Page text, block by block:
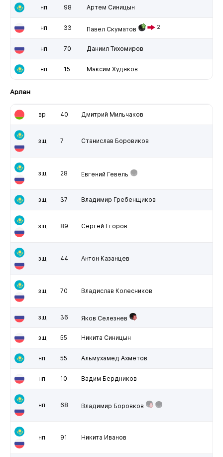
нп 98 Артем Синицын
нп 33 Павел Скуматов 2
нп 70 Даниил Тихомиров
нп 15 Максим Худяков
Арлан
вр 40 Дмитрий Мильчаков
зщ 7 Станислав Боровиков
зщ 28 Евгений Гевель
зщ 37 Владимир Гребенщиков
зщ 89 Сергей Егоров
зщ 44 Антон Казанцев
зщ 70 Владислав Колесников
зщ 36 Яков Селезнев
зщ 55 Никита Синицын
нп 55 Альмухамед Ахметов
нп 10 Вадим Бердников
нп 68 Владимир Боровков
нп 91 Никита Иванов